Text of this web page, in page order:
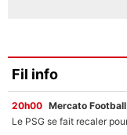
Fil info
20h00 Mercato Football